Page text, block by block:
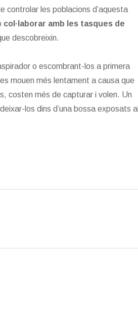
controlar les poblacions d’aquesta
col·laborar amb les tasques de
descobreixin.
o escombrant-los a primera
mouen més lentament a causa que
costen més de capturar i volen. Un
los dins d’una bossa exposats al